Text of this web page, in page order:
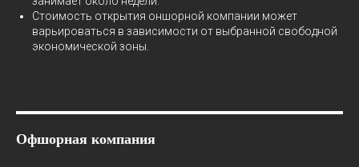
Стоимость открытия оншорной компании может
варьироваться в зависимости от выбранной свободной
экономической зоны.
Офшорная компания